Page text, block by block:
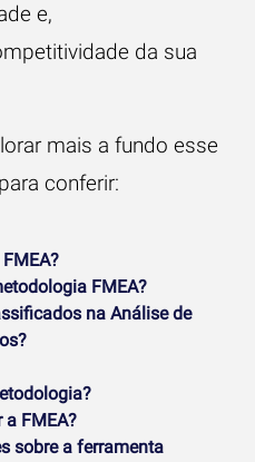
e,
da sua
mais a fundo esse
conferir:
FMEA?
na Análise de
FMEA?
sobre a ferramenta